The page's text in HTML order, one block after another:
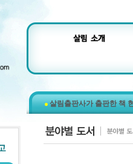
살림출판사가 출판한 책